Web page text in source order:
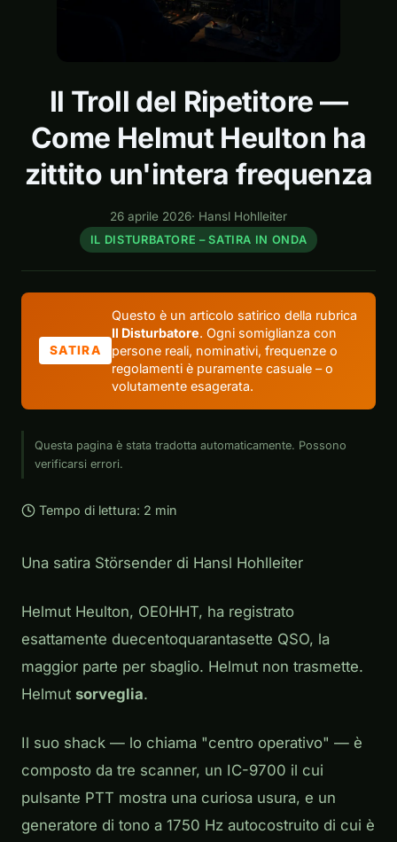
Il Troll del Ripetitore —
Come Helmut Heulton ha
zittito un'intera frequenza
26 aprile 2026· Hansl Hohlleiter
IL DISTURBATORE – SATIRA IN ONDA
SATIRA
Questo è un articolo satirico della rubrica
Il Disturbatore. Ogni somiglianza con
persone reali, nominativi, frequenze o
regolamenti è puramente casuale – o
volutamente esagerata.
Questa pagina è stata tradotta automaticamente. Possono
verificarsi errori.
Tempo di lettura: 2 min
Una satira Störsender di Hansl Hohlleiter
Helmut Heulton, OE0HHT, ha registrato
esattamente duecentoquarantasette QSO, la
maggior parte per sbaglio. Helmut non trasmette.
Helmut sorveglia.
Il suo shack — lo chiama "centro operativo" — è
composto da tre scanner, un IC-9700 il cui
pulsante PTT mostra una curiosa usura, e un
generatore di tono a 1750 Hz autocostruito di cui è